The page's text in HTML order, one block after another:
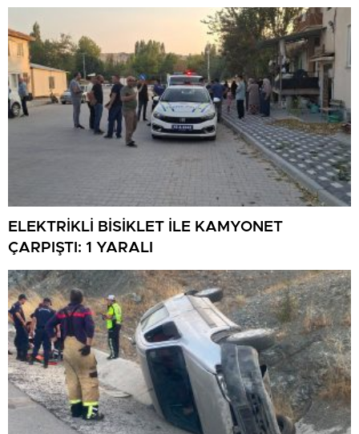
ELEKTRİKLİ BİSİKLET İLE KAMYONET
ÇARPIŞTI: 1 YARALI